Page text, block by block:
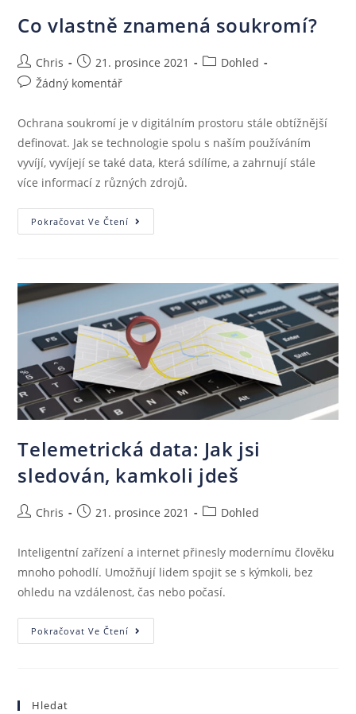
Co vlastně znamená soukromí?
Chris 21. prosince 2021
Dohled
Žádný komentář
Ochrana soukromí je v digitálním prostoru stále obtížnější
definovat. Jak se technologie spolu s naším používáním
vyvíjí, vyvíjejí se také data, která sdílíme, a zahrnují stále
více informací z různých zdrojů.
Pokračovat Ve Čtení
Telemetrická data: Jak jsi
sledován, kamkoli jdeš
Chris 21. prosince 2021 Dohled
Inteligentní zařízení a internet přinesly modernímu člověku
mnoho pohodlí. Umožňují lidem spojit se s kýmkoli, bez
ohledu na vzdálenost, čas nebo počasí.
Pokračovat Ve Čtení
Hledat